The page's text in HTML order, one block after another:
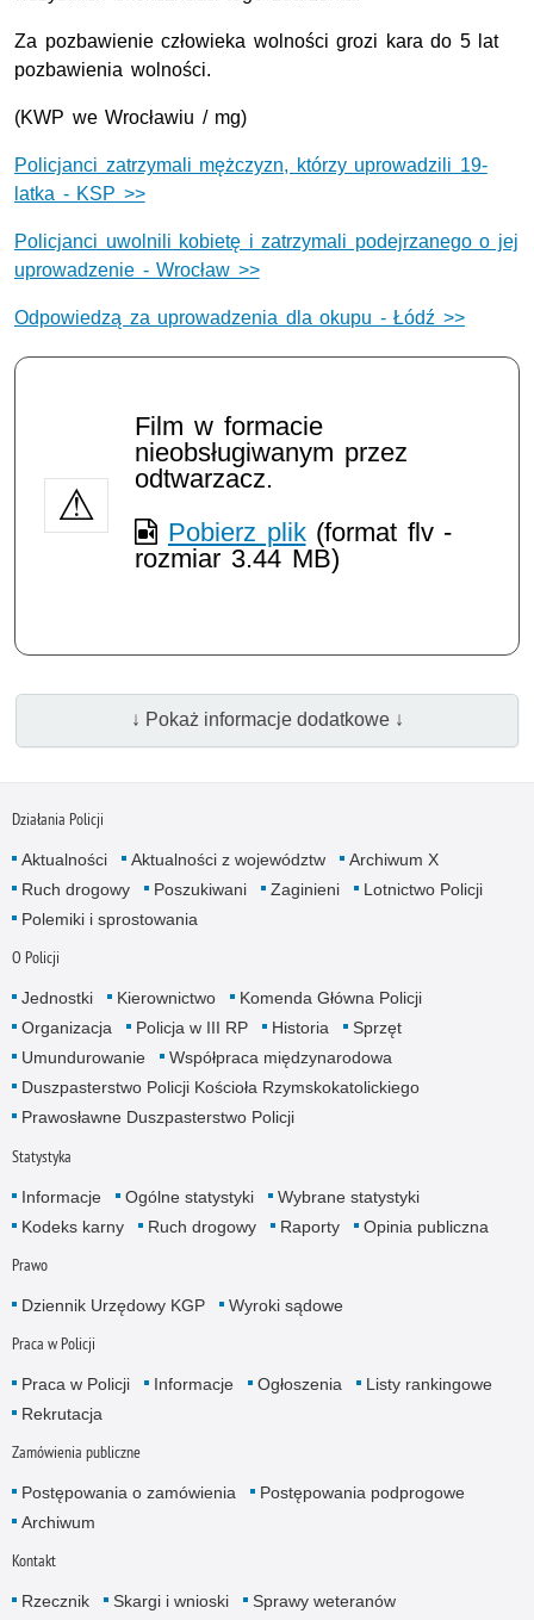
Za pozbawienie człowieka wolności grozi kara do 5 lat
pozbawienia wolności.
(KWP we Wrocławiu / mg)
Policjanci zatrzymali mężczyzn, którzy uprowadzili 19-
latka - KSP >>
Policjanci uwolnili kobietę i zatrzymali podejrzanego o jej
uprowadzenie - Wrocław >>
Odpowiedzą za uprowadzenia dla okupu - Łódź >>
Film w formacie
nieobsługiwanym przez
odtwarzacz.
Pobierz plik(format flv -
rozmiar 3.44 MB)
↓ Pokaż informacje dodatkowe ↓
Działania Policji
Aktualności Aktualności z województw
Archiwum X
Ruch drogowy
Poszukiwani Zaginieni
Lotnictwo Policji
Polemiki i sprostowania
O Policji
Jednostki Kierownictwo
Komenda Główna Policji
Organizacja
Policja w III RP Historia
Sprzęt
Umundurowanie
Współpraca międzynarodowa
Duszpasterstwo Policji Kościoła Rzymskokatolickiego
Prawosławne Duszpasterstwo Policji
Statystyka
Informacje Ogólne statystyki
Wybrane statystyki
Kodeks karny
Ruch drogowy Raporty Opinia publiczna
Prawo
Dziennik Urzędowy KGP Wyroki sądowe
Praca w Policji
Praca w Policji Informacje Ogłoszenia
Listy rankingowe
Rekrutacja
Zamówienia publiczne
Postępowania o zamówienia
Postępowania podprogowe
Archiwum
Kontakt
Rzecznik Skargi i wnioski Sprawy weteranów